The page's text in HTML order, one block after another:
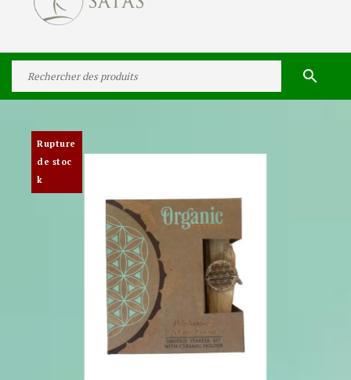

Rupture
de stoc
k